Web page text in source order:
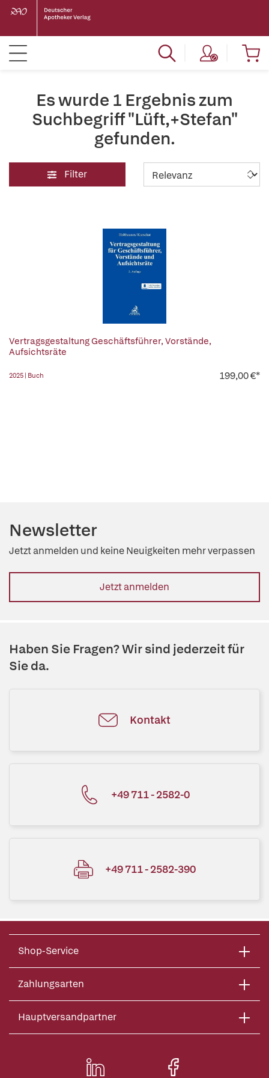
Es wurde 1 Ergebnis zum
Suchbegriff "Lüft,+Stefan"
gefunden.
Filter
Vertragsgestaltung Geschäftsführer, Vorstände,
Aufsichtsräte
2025 | Buch 199,00 €*
Newsletter
Jetzt anmelden und keine Neuigkeiten mehr verpassen
Jetzt anmelden
Haben Sie Fragen? Wir sind jederzeit für
Sie da.
Kontakt
+49 711 - 2582-0
+49 711 - 2582-390
Shop-Service
Zahlungsarten
Hauptversandpartner